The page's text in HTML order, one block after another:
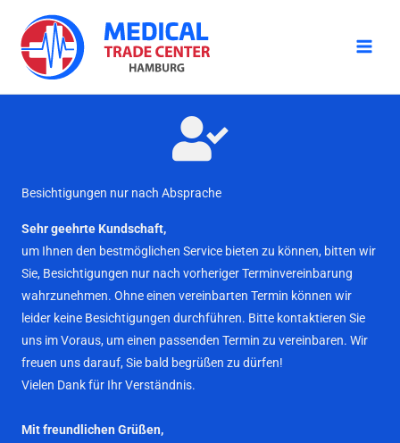
Inhalt
springen
Besichtigungen nur nach Absprache
Sehr geehrte Kundschaft,
um Ihnen den bestmöglichen Service bieten zu können, bitten wir
Sie, Besichtigungen nur nach vorheriger Terminvereinbarung
wahrzunehmen. Ohne einen vereinbarten Termin können wir
leider keine Besichtigungen durchführen. Bitte kontaktieren Sie
uns im Voraus, um einen passenden Termin zu vereinbaren. Wir
freuen uns darauf, Sie bald begrüßen zu dürfen!
Vielen Dank für Ihr Verständnis.
Mit freundlichen Grüßen,